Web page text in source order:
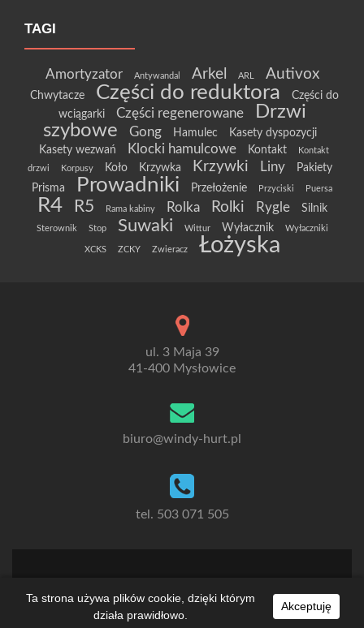
TAGI
Amortyzator Antywandal Arkel ARL Autivox
Chwytacze Części do reduktora
Części do
wciągarki
Części regenerowane
Drzwi
szybowe
Gong Hamulec
Kasety dyspozycji
Kasety wezwań
Klocki hamulcowe Kontakt
Kontakt
drzwi
Korpusy Koło Krzywka Krzywki Liny
Pakiety
Prisma
Prowadniki Przełożenie Przyciski Puersa
R4 R5 Rama kabiny Rolka Rolki Rygle Silnik
Sterownik Stop Suwaki Wittur Wyłacznik Wyłaczniki
XCKS ZCKY Zwieracz Łożyska
ul. 3 Maja 39
41-400 Mysłowice
biuro@windy-hurt.pl
tel. 503 071 505
Zerif LitePowered byWordPress
Ta strona używa plików cookie, dzięki którym
działa prawidłowo.
Akceptuję